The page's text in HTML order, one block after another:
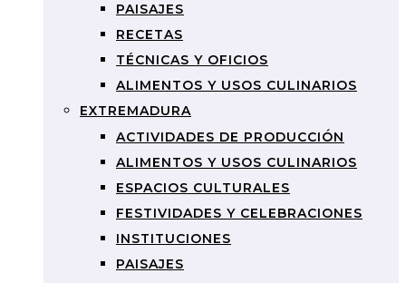
PAISAJES
RECETAS
TÉCNICAS Y OFICIOS
ALIMENTOS Y USOS CULINARIOS
EXTREMADURA
ACTIVIDADES DE PRODUCCIÓN
ALIMENTOS Y USOS CULINARIOS
ESPACIOS CULTURALES
FESTIVIDADES Y CELEBRACIONES
INSTITUCIONES
PAISAJES